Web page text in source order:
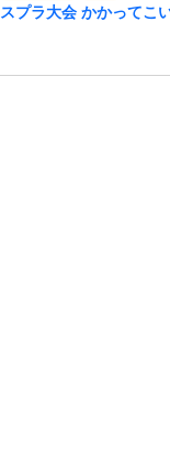
スプラ大会 かかってこ